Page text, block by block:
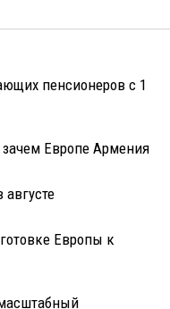
пенсионеров с 1
Европе Армения
Европы к